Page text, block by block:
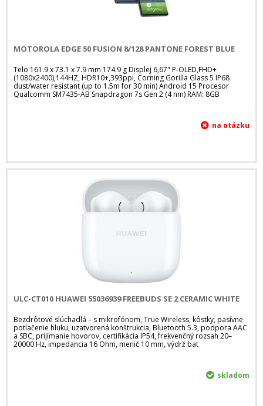
MOTOROLA EDGE 50 FUSION 8/128 PANTONE FOREST BLUE
Telo 161.9 x 73.1 x 7.9 mm 174.9 g Displej 6,67" P-OLED,FHD+
(1080x2400),144HZ, HDR10+,393ppi, Corning Gorilla Glass 5 IP68
dust/water resistant (up to 1.5m for 30 min) Android 15 Procesor
Qualcomm SM7435-AB Snapdragon 7s Gen 2 (4 nm) RAM: 8GB
ULC-CT010 HUAWEI 55036939 FREEBUDS SE 2 CERAMIC WHITE
Bezdrôtové slúchadlá – s mikrofónom, True Wireless, kôstky, pasívne
potlačenie hluku, uzatvorená konštrukcia, Bluetooth 5.3, podpora AAC
a SBC, prijímanie hovorov, certifikácia IP54, frekvenčný rozsah 20–
20000 Hz, impedancia 16 Ohm, menič 10 mm, výdrž bat
skladom